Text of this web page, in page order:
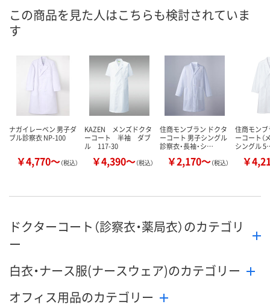
8月24日（月）まで
カゴへ カゴへ カ
この商品を見た人はこちらも検討されていま
す
ナガイレーベン 男子ダ
ブル診察衣 NP-100
￥4,770～（税込）
KAZEN メンズドクタ
ーコート 半袖 ダブ
ル 117-30
￥4,390～（税込）
住商モンブラン ドクタ
ーコート 男子シングル
診察衣・長袖・シ…
￥2,170～（税込）
住商モン
ーコート（
シングル
￥
ドクターコート（診察衣・薬局衣）のカテゴリ
ー
白衣・ナース服(ナースウェア)のカテゴリー
オフィス用品のカテゴリー